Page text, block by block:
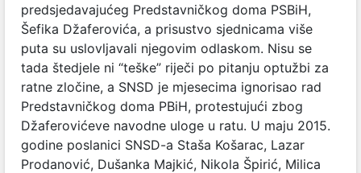
predsjedavajućeg Predstavničkog doma PSBiH,
Šefika Džaferovića, a prisustvo sjednicama više
puta su uslovljavali njegovim odlaskom. Nisu se
tada štedjele ni “teške” riječi po pitanju optužbi za
ratne zločine, a SNSD je mjesecima ignorisao rad
Predstavničkog doma PBiH, protestujući zbog
Džaferovićeve navodne uloge u ratu. U maju 2015.
godine poslanici SNSD-a Staša Košarac, Lazar
Prodanović, Dušanka Majkić, Nikola Špirić, Milica